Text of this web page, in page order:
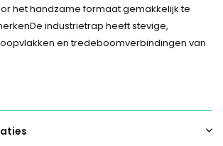
het handzame formaat gemakkelijk te
industrietrap heeft stevige,
en tredeboomverbindingen van